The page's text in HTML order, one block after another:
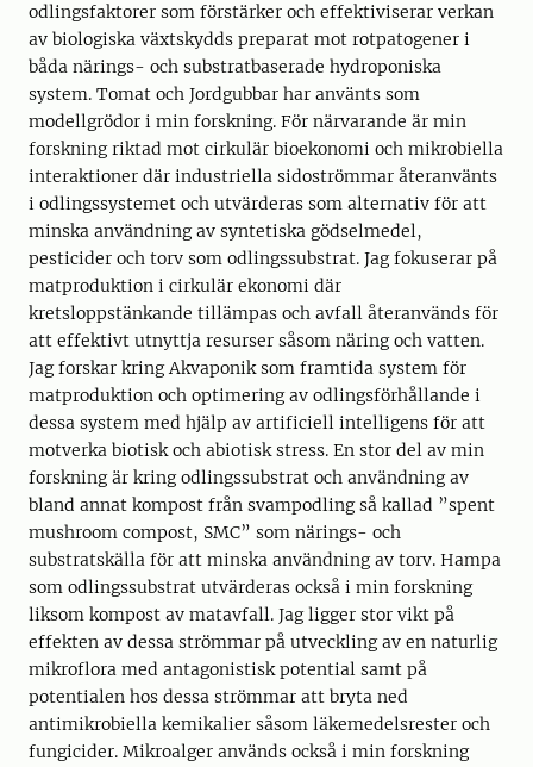
odlingsfaktorer som förstärker och effektiviserar verkan
av biologiska växtskydds preparat mot rotpatogener i
båda närings- och substratbaserade hydroponiska
system. Tomat och Jordgubbar har använts som
modellgrödor i min forskning. För närvarande är min
forskning riktad mot cirkulär bioekonomi och mikrobiella
interaktioner där industriella sidoströmmar återanvänts
i odlingssystemet och utvärderas som alternativ för att
minska användning av syntetiska gödselmedel,
pesticider och torv som odlingssubstrat. Jag fokuserar på
matproduktion i cirkulär ekonomi där
kretsloppstänkande tillämpas och avfall återanvänds för
att effektivt utnyttja resurser såsom näring och vatten.
Jag forskar kring Akvaponik som framtida system för
matproduktion och optimering av odlingsförhållande i
dessa system med hjälp av artificiell intelligens för att
motverka biotisk och abiotisk stress. En stor del av min
forskning är kring odlingssubstrat och användning av
bland annat kompost från svampodling så kallad ”spent
mushroom compost, SMC” som närings- och
substratskälla för att minska användning av torv. Hampa
som odlingssubstrat utvärderas också i min forskning
liksom kompost av matavfall. Jag ligger stor vikt på
effekten av dessa strömmar på utveckling av en naturlig
mikroflora med antagonistisk potential samt på
potentialen hos dessa strömmar att bryta ned
antimikrobiella kemikalier såsom läkemedelsrester och
fungicider. Mikroalger används också i min forskning